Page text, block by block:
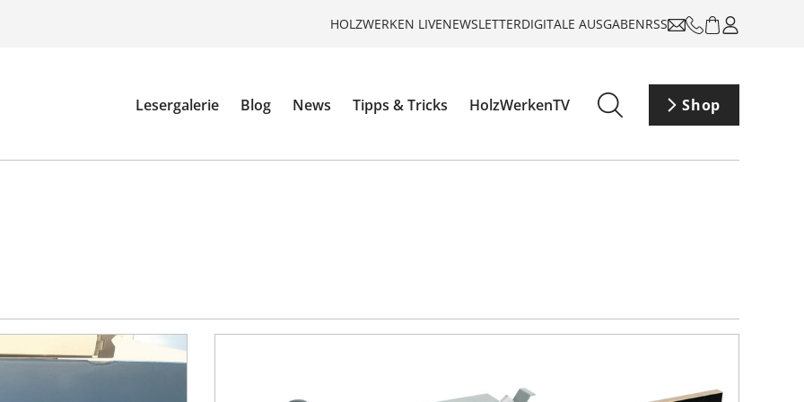
HOLZWERKEN LIVENEWSLETTERDIGITALE AUSGABENRSS
Lesergalerie Blog News Tipps & Tricks HolzWerkenTV Shop